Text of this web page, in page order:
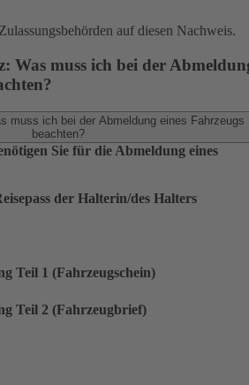
auf diesen Nachweis.
Was muss ich bei der
muss ich bei der Abmeldung eines Fahrzeugs
beachten?
Sie für die Abmeldung eines
der Halterin/des Halters
Teil 1 (Fahrzeugschein)
Teil 2 (Fahrzeugbrief)